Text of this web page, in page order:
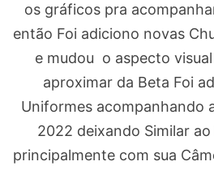
os gráficos pra
então Foi adiciono novas
e mudou o aspecto
aproximar da Beta Foi
Uniformes acompanhando
2022 deixando Similar
principalmente com sua